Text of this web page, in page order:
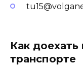
Как
транспорте